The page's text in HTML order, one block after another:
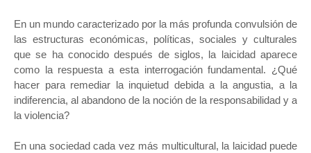
En un mundo caracterizado por la más profunda convulsión de
las estructuras económicas, políticas, sociales y culturales
que se ha conocido después de siglos, la laicidad aparece
como la respuesta a esta interrogación fundamental. ¿Qué
hacer para remediar la inquietud debida a la angustia, a la
indiferencia, al abandono de la noción de la responsabilidad y a
la violencia?
En una sociedad cada vez más multicultural, la laicidad puede